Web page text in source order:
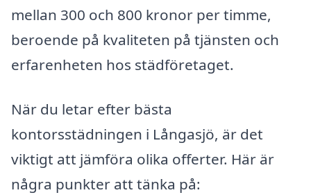
mellan 300 och 800 kronor per timme,
beroende på kvaliteten på tjänsten och
erfarenheten hos städföretaget.
När du letar efter bästa
kontorsstädningen i Långasjö, är det
viktigt att jämföra olika offerter. Här är
några punkter att tänka på: